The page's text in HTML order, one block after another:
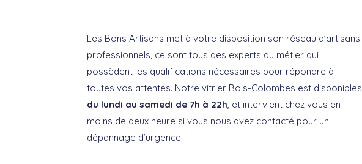
Les Bons Artisans met à votre disposition son réseau d’artisans
professionnels, ce sont tous des experts du métier qui
possèdent les qualifications nécessaires pour répondre à
toutes vos attentes. Notre vitrier Bois-Colombes est disponibles
du lundi au samedi de 7h à 22h, et intervient chez vous en
moins de deux heure si vous nous avez contacté pour un
dépannage d’urgence.